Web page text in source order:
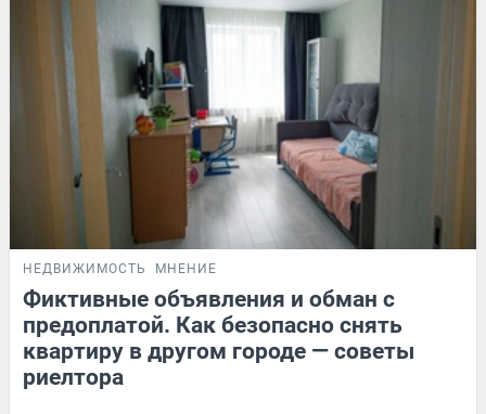
НЕДВИЖИМОСТЬ МНЕНИЕ
Фиктивные объявления и обман с
предоплатой. Как безопасно снять
квартиру в другом городе — советы
риелтора